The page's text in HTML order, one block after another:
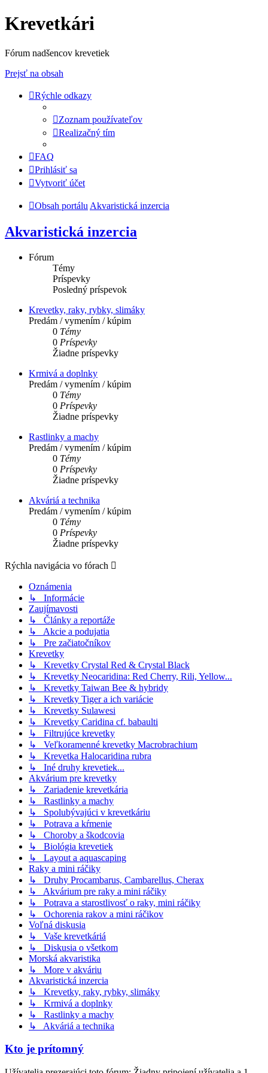
Krevetkári
Fórum nadšencov krevetiek
Prejsť na obsah
Rýchle odkazy
Zoznam používateľov
Realizačný tím
FAQ
Prihlásiť sa
Vytvoriť účet
Obsah portálu Akvaristická inzercia
Akvaristická inzercia
Fórum
Témy
Príspevky
Posledný príspevok
Krevetky, raky, rybky, slimáky
Predám / vymením / kúpim
0 Témy
0 Príspevky
Žiadne príspevky
Krmivá a doplnky
Predám / vymením / kúpim
0 Témy
0 Príspevky
Žiadne príspevky
Rastlinky a machy
Predám / vymením / kúpim
0 Témy
0 Príspevky
Žiadne príspevky
Akváriá a technika
Predám / vymením / kúpim
0 Témy
0 Príspevky
Žiadne príspevky
Rýchla navigácia vo fórach
Oznámenia
↳ Informácie
Zaujímavosti
↳ Články a reportáže
↳ Akcie a podujatia
↳ Pre začiatočníkov
Krevetky
↳ Krevetky Crystal Red & Crystal Black
↳ Krevetky Neocaridina: Red Cherry, Rili, Yellow...
↳ Krevetky Taiwan Bee & hybridy
↳ Krevetky Tiger a ich variácie
↳ Krevetky Sulawesi
↳ Krevetky Caridina cf. babaulti
↳ Filtrujúce krevetky
↳ Veľkoramenné krevetky Macrobrachium
↳ Krevetka Halocaridina rubra
↳ Iné druhy krevetiek...
Akvárium pre krevetky
↳ Zariadenie krevetkária
↳ Rastlinky a machy
↳ Spolubývajúci v krevetkáriu
↳ Potrava a kŕmenie
↳ Choroby a škodcovia
↳ Biológia krevetiek
↳ Layout a aquascaping
Raky a mini ráčiky
↳ Druhy Procambarus, Cambarellus, Cherax
↳ Akvárium pre raky a mini ráčiky
↳ Potrava a starostlivosť o raky, mini ráčiky
↳ Ochorenia rakov a mini ráčikov
Voľná diskusia
↳ Vaše krevetkáriá
↳ Diskusia o všetkom
Morská akvaristika
↳ More v akváriu
Akvaristická inzercia
↳ Krevetky, raky, rybky, slimáky
↳ Krmivá a doplnky
↳ Rastlinky a machy
↳ Akváriá a technika
Kto je prítomný